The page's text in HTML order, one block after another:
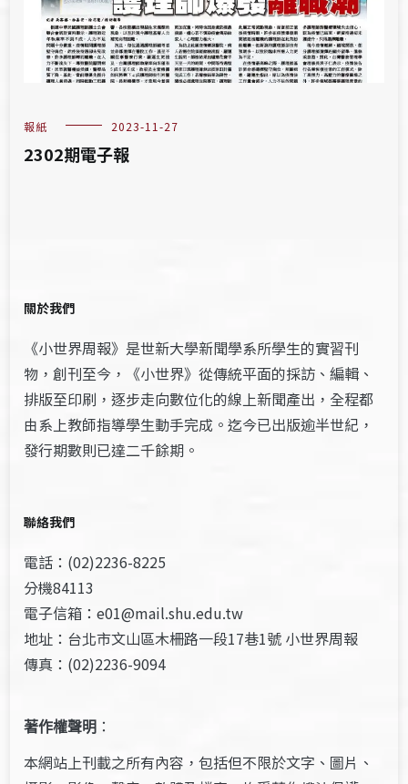
報紙 2023-11-27
2302期電子報
關於我們
《小世界周報》是世新大學新聞學系所學生的實習刊
物，創刊至今，《小世界》從傳統平面的採訪、編輯、
排版至印刷，逐步走向數位化的線上新聞產出，全程都
由系上教師指導學生動手完成。迄今已出版逾半世紀，
發行期數則已達二千餘期。
聯絡我們
電話：(02)2236-8225
分機84113
電子信箱：e01@mail.shu.edu.tw
地址：台北市文山區木柵路一段17巷1號 小世界周報
傳真：(02)2236-9094
著作權聲明 ：
本網站上刊載之所有內容，包括但不限於文字、圖片、